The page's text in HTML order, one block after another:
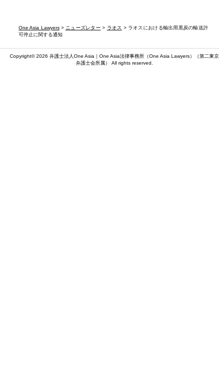
One Asia Lawyers> ニューズレター > ラオス > ラオスにおける輸出用黒炭の輸送許
可停止に関する通知
Copyright© 2026 弁護士法人One Asia｜One Asia法律事務所（One Asia Lawyers）（第二東京
弁護士会所属） All rights reserved.